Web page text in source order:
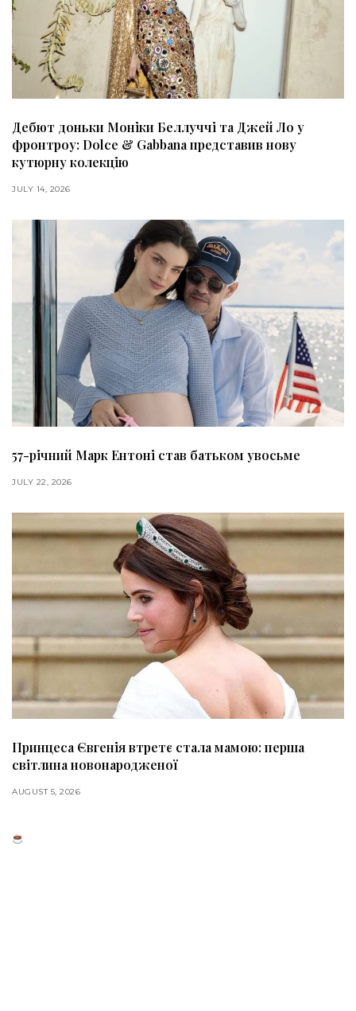
Дебют доньки Моніки Беллуччі та Джей Ло у
фронтроу: Dolce & Gabbana представив нову
кутюрну колекцію
JULY 14, 2026
57-річний Марк Ентоні став батьком увосьме
JULY 22, 2026
Принцеса Євгенія втретє стала мамою: перша
світлина новонародженої
AUGUST 5, 2026